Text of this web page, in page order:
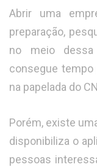
Abrir uma
preparação,
no meio dessa
consegue tempo
na papelada do
Porém, existe
disponibiliza o
pessoas